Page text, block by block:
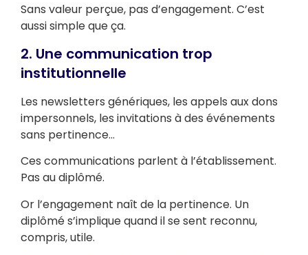
Sans valeur perçue, pas d’engagement. C’est
aussi simple que ça.
2. Une communication trop
institutionnelle
Les newsletters génériques, les appels aux dons
impersonnels, les invitations à des événements
sans pertinence…
Ces communications parlent à l’établissement.
Pas au diplômé.
Or l’engagement naît de la pertinence. Un
diplômé s’implique quand il se sent reconnu,
compris, utile.